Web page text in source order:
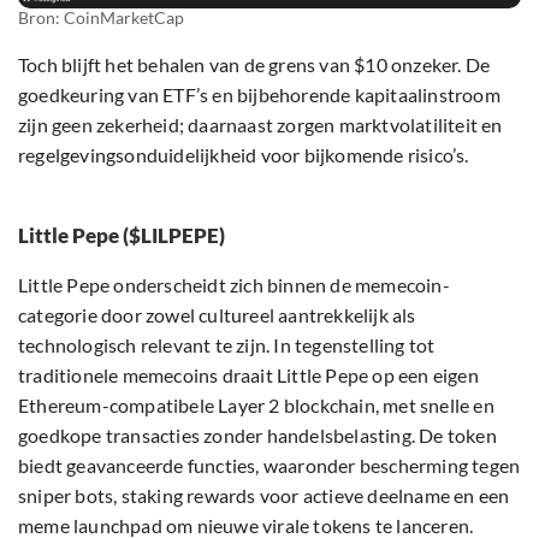
Bron: CoinMarketCap
Toch blijft het behalen van de grens van $10 onzeker. De
goedkeuring van ETF’s en bijbehorende kapitaalinstroom
zijn geen zekerheid; daarnaast zorgen marktvolatiliteit en
regelgevingsonduidelijkheid voor bijkomende risico’s.
Little Pepe ($LILPEPE)
Little Pepe onderscheidt zich binnen de memecoin-
categorie door zowel cultureel aantrekkelijk als
technologisch relevant te zijn. In tegenstelling tot
traditionele memecoins draait Little Pepe op een eigen
Ethereum-compatibele Layer 2 blockchain, met snelle en
goedkope transacties zonder handelsbelasting. De token
biedt geavanceerde functies, waaronder bescherming tegen
sniper bots, staking rewards voor actieve deelname en een
meme launchpad om nieuwe virale tokens te lanceren.